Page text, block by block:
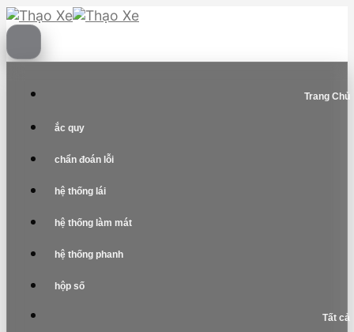
Skip
to
content
Trang Chủ
ắc quy
chẩn đoán lỗi
hệ thống lái
hệ thống làm mát
hệ thống phanh
hộp số
Tất cả